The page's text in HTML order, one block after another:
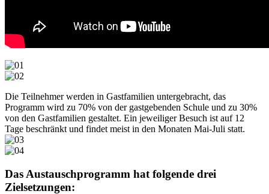
Die Teilnehmer werden in Gastfamilien untergebracht, das
Programm wird zu 70% von der gastgebenden Schule und zu 30%
von den Gastfamilien gestaltet. Ein jeweiliger Besuch ist auf 12
Tage beschränkt und findet meist in den Monaten Mai-Juli statt.
Das Austauschprogramm hat folgende drei
Zielsetzungen: